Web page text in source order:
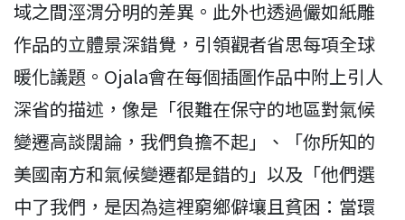
域之間涇渭分明的差異。此外也透過儼如紙雕
作品的立體景深錯覺，引領觀者省思每項全球
暖化議題。Ojala會在每個插圖作品中附上引人
深省的描述，像是「很難在保守的地區對氣候
變遷高談闊論，我們負擔不起」、「你所知的
美國南方和氣候變遷都是錯的」以及「他們選
中了我們，是因為這裡窮鄉僻壤且貧困：當環